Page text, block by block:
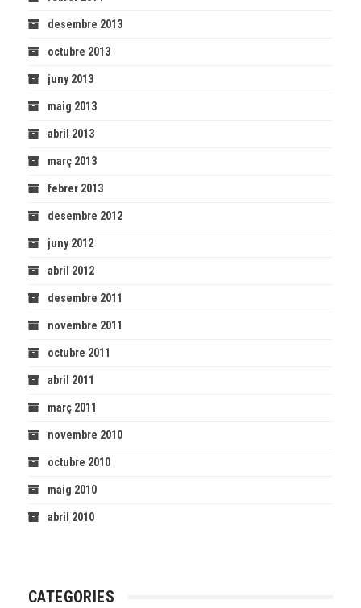
desembre 2013
octubre 2013
juny 2013
maig 2013
abril 2013
març 2013
febrer 2013
desembre 2012
juny 2012
abril 2012
desembre 2011
novembre 2011
octubre 2011
abril 2011
març 2011
novembre 2010
octubre 2010
maig 2010
abril 2010
CATEGORIES